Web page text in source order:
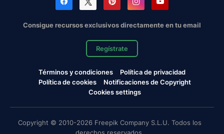
Consigue recursos exclusivos directamente en tu email
Regístrate
Términos y condiciones
Política de privacidad
Política de cookies
Notificaciones de Copyright
Cookies settings
Copyright © 2010-2026 Freepik Company S.L.U. Todos los